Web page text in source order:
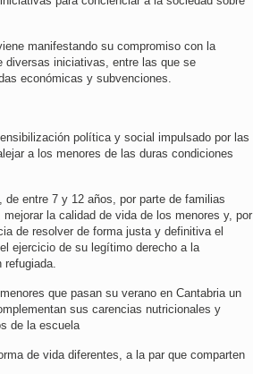
manifestando su compromiso con la
diversas iniciativas, entre las que se
económicas y subvenciones.
política y social impulsado por las
a los menores de las duras condiciones
entre 7 y 12 años, por parte de familias
la calidad de vida de los menores y, por
de resolver de forma justa y definitiva el
ejercicio de su legítimo derecho a la
refugiada.
que pasan su verano en Cantabria un
sus carencias nutricionales y
de la escuela
de vida diferentes, a la par que comparten